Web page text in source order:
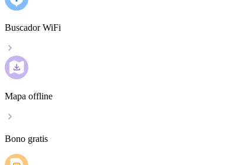
Buscador WiFi
Mapa offline
Bono gratis